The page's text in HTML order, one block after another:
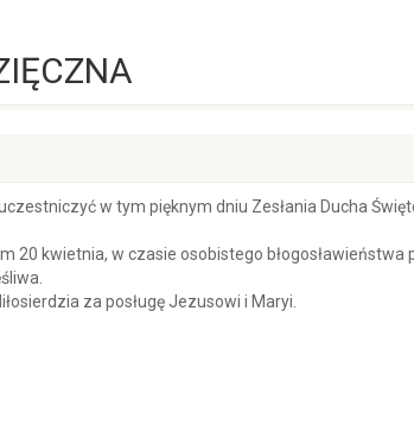
w tym pięknym dniu Zesłania Ducha
20 kwietnia, w czasie osobistego
za posługę Jezusowi i Maryi.